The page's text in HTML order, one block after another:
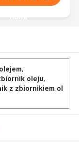
nami
,
oleju,
z zbiornikiem ol